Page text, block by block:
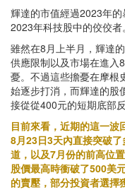
輝達的市值經過2023年
2023年科技股中的佼佼者。
雖然在8月上半月，輝達
供應限制以及市場在進入
憂。不過這些擔憂在摩根
始逐步打消，而輝達的股
接從從400元的短期底部反
目前來看，近期的這一
8月23日3天內直接突破
道，以及7月份的前高位
股價最高時衝破了500美
的賣壓，部分投資者選擇